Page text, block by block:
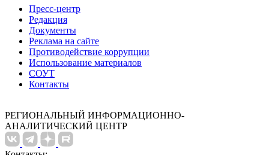
Пресс-центр
Редакция
Документы
Реклама на сайте
Противодействие коррупции
Использование материалов
СОУТ
Контакты
РЕГИОНАЛЬНЫЙ ИНФОРМАЦИОННО-
АНАЛИТИЧЕСКИЙ ЦЕНТР